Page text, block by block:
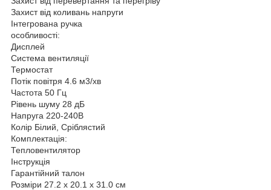
Захист від коливань напруги
Інтегрована ручка
особливості:
Дисплей
Система вентиляції
Термостат
Потік повітря 4.6 м3/хв
Частота 50 Гц
Рівень шуму 28 дБ
Напруга 220-240В
Колір Білий, Сріблястий
Комплектація:
Тепловентилятор
Інструкція
Гарантійний талон
Розміри 27.2 x 20.1 x 31.0 см